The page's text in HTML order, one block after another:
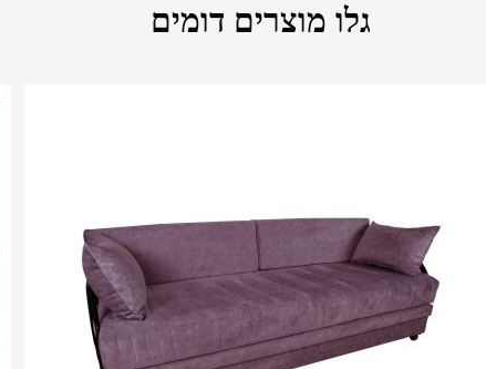
גלו מוצרים דומים